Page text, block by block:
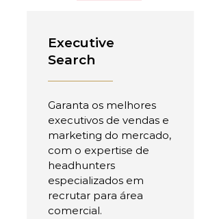
Executive
Search
Garanta os melhores
executivos de vendas e
marketing do mercado,
com o expertise de
headhunters
especializados em
recrutar para área
comercial.